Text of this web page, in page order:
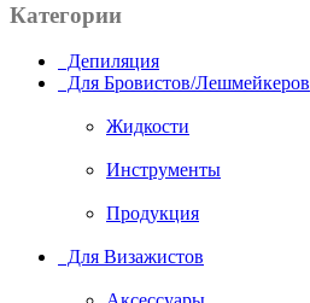
Категории
Депиляция
Для Бровистов/Лешмейкеров
Жидкости
Инструменты
Продукция
Для Визажистов